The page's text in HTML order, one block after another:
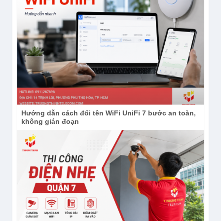
Facebook:https://www.facebook.com/
Instagram:
https://www.instagram.com/congnghetruongthinh/
Subscribe Kênh
YouTube:https://www.youtube.com/channel/
Sản phẩm và nội dung liên quan
Tải IMOU Life PC để xem camera Imou
Hướng dẫn cách đổi tên WiFi UniFi 7 bước an toàn,
không gián đoạn